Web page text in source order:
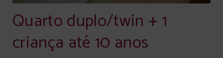
Quarto duplo/twin + 1
criança até 10 anos